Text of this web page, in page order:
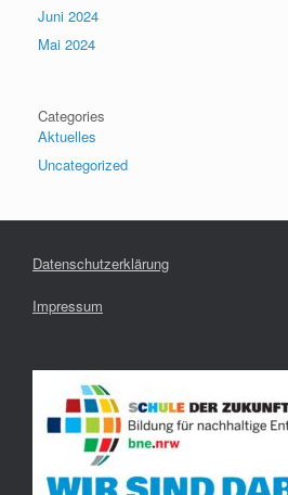
Juni 2024
Mai 2024
Categories
Aktuelles
Uncategorized
Datenschutzerklärung
Impressum